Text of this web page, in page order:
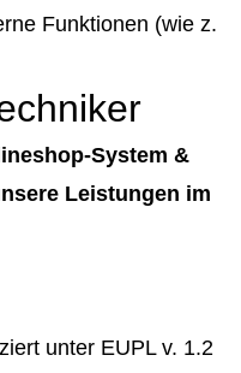
Funktionen (wie z.
System &
Leistungen im
unter EUPL v. 1.2